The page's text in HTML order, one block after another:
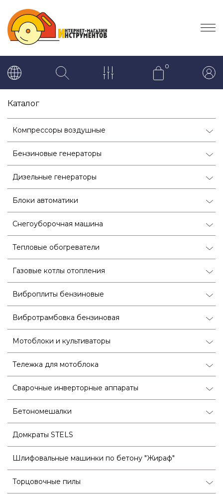
0
Каталог
Компрессоры воздушные
Бензиновые генераторы
Дизельные генераторы
Блоки автоматики
Снегоуборочная машина
Тепловые обогреватели
Газовые котлы отопления
Виброплиты бензиновые
Вибротрамбовка бензиновая
Мотоблоки и культиваторы
Тележка для мотоблока
Сварочные инверторные аппараты
Бетономешалки
Домкраты STELS
Шлифовальные машинки по бетону "Жираф"
Торцовочные пилы